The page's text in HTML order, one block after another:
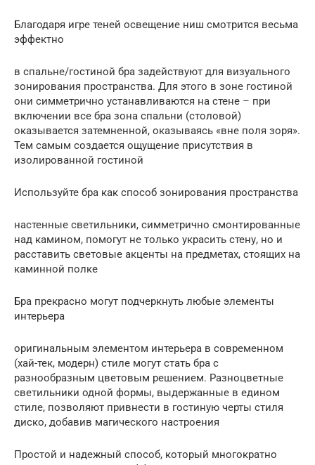
Благодаря игре теней освещение ниш смотрится весьма
эффектно
в спальне/гостиной бра задействуют для визуального
зонирования пространства. Для этого в зоне гостиной
они симметрично устанавливаются на стене – при
включении все бра зона спальни (столовой)
оказывается затемненной, оказываясь «вне поля зоря».
Тем самым создается ощущение присутствия в
изолированной гостиной
Используйте бра как способ зонирования пространства
настенные светильники, симметрично смонтированные
над камином, помогут не только украсить стену, но и
расставить световые акценты на предметах, стоящих на
каминной полке
Бра прекрасно могут подчеркнуть любые элементы
интерьера
оригинальным элементом интерьера в современном
(хай-тек, модерн) стиле могут стать бра с
разнообразным цветовым решением. Разноцветные
светильники одной формы, выдержанные в едином
стиле, позволяют привнести в гостиную черты стиля
диско, добавив магического настроения
Простой и надежный способ, который многократно